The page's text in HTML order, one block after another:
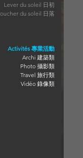
Lever du soleil 日初
du soleil 日落
Activités 專業活動
Archi 建築類
Photo 攝影類
Travel 旅行類
Vidéo 錄像類